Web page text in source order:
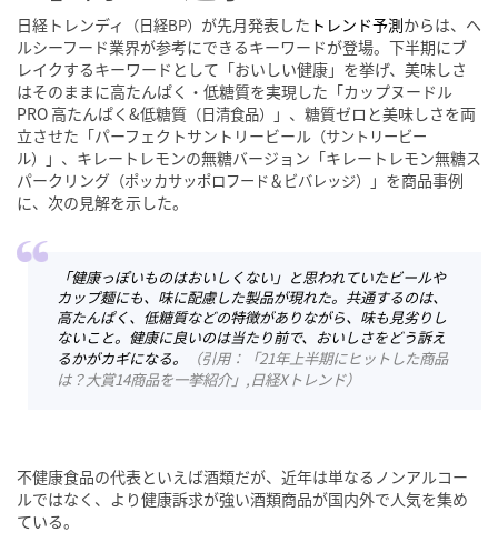
日経トレンディ （日経BP） が先月発表した トレンド予測からは、ヘ
ルシーフード業界が参考にできるキーワードが登場。下半期にブ
レイクするキーワードとして「おいしい健康」を挙げ、美味しさ
はそのままに高たんぱく・低糖質を実現した「カップヌードル
PRO 高たんぱく&低糖質 （日清食品）
」、糖質ゼロと美味しさを両
立させた「パーフェクトサントリービール （サントリービー
ル）
」、キレートレモンの無糖バージョン「キレートレモン無糖ス
パークリング （ポッカサッポロフード＆ビバレッジ）
」を商品事例
に、次の見解を示した。
「健康っぽいものはおいしくない」と思われていたビールや
カップ麺にも、味に配慮した製品が現れた。共通するのは、
高たんぱく、低糖質などの特徴がありながら、味も見劣りし
ないこと。健康に良いのは当たり前で、おいしさをどう訴え
るかがカギになる。
（引用：「21年上半期にヒットした商品
は？大賞14商品を一挙紹介」,日経Xトレンド）
不健康食品の代表といえば酒類だが、近年は単なるノンアルコー
ルではなく、より健康訴求が強い酒類商品が国内外で人気を集め
ている。